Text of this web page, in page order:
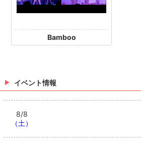
Bamboo
イベント情報
8/8
（土）